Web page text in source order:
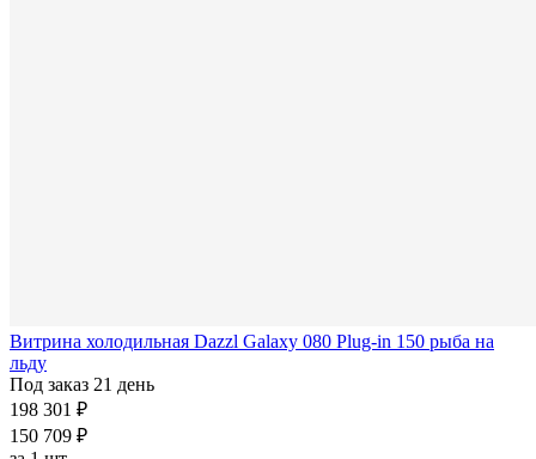
Витрина холодильная Dazzl Galaxy 080 Plug-in 150 рыба на
льду
Под заказ 21 день
198 301 ₽
150 709 ₽